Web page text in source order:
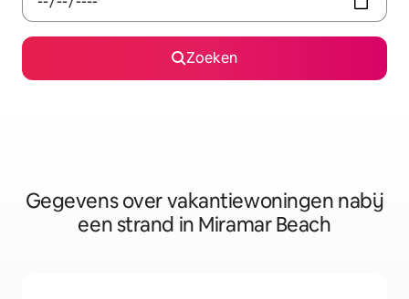
Zoeken
Gegevens over vakantiewoningen nabij
een strand in Miramar Beach